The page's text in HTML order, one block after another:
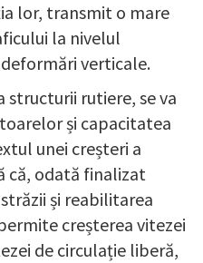
lor, transmit o mare
la nivelul
verticale.
structurii rutiere, se va
și capacitatea
unei creșteri a
că, odată finalizat
și reabilitarea
creșterea vitezei
de circulație liberă,